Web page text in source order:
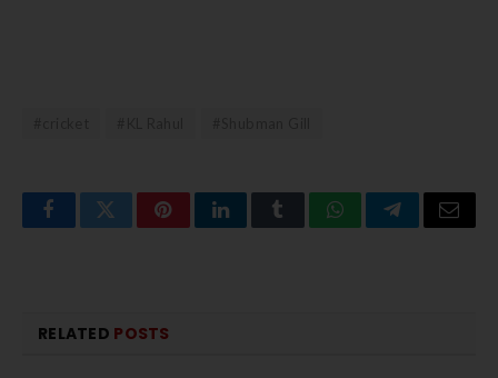
FacebookTwitterPinterestLinkedInTumblrWhatsAppTelegramEmail
RELATED POSTS